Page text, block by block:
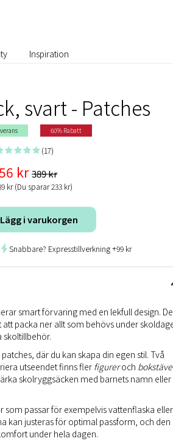
Inspiration
svart - Patches
60% Rabatt
(17)
kr 389 kr
kr (Du sparar 233 kr)
Lägg i varukorgen
Snabbare? Expresstillverkning +99 kr
smart förvaring med en lekfull design.
packa ner allt som behövs under
skoltillbehör.
där du kan skapa din egen stil. Två
utseendet finns fler figureroch
skolryggsäcken med barnets namn eller
som passar för exempelvis vattenflaska eller
kan justeras för optimal passform, och den
under hela dagen.